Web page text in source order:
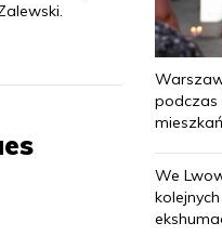
podczas
We